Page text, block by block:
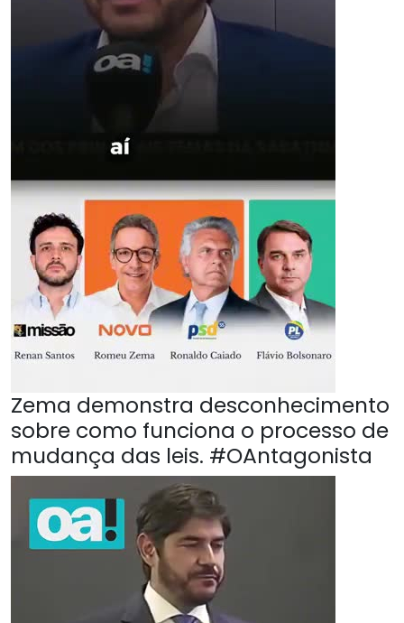
Zema demonstra desconhecimento
sobre como funciona o processo de
mudança das leis. #OAntagonista